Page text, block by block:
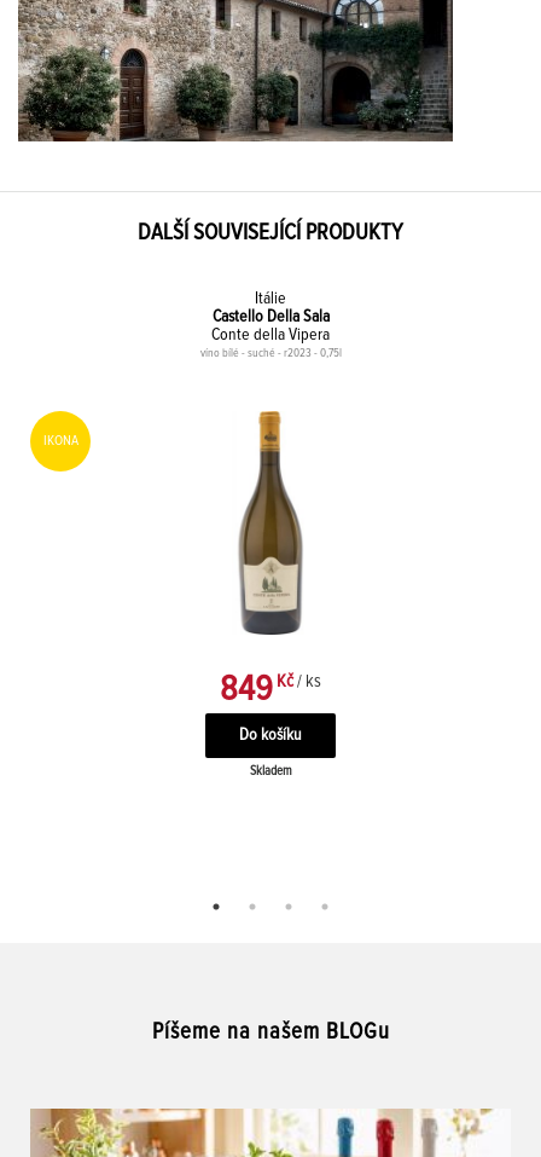
DALŠÍ SOUVISEJÍCÍ PRODUKTY
Itálie
Castello Della Sala
Conte della Vipera
víno bílé - suché - r2023 - 0,75l
IKONA
849 Kč / ks
Skladem
Píšeme na našem BLOGu